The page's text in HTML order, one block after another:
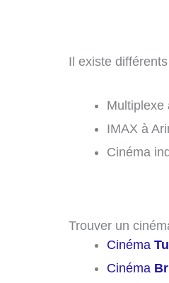
Il existe
Multiplexe
IMAX à
Cinéma
Trouver un
Cinéma
Cinéma